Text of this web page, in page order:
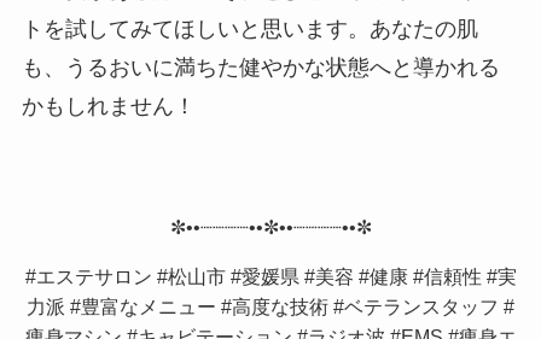
トを試してみてほしいと思います。あなたの肌
も、うるおいに満ちた健やかな状態へと導かれる
かもしれません！
✼••┈┈┈┈••✼••┈┈┈┈••✼
#エステサロン #松山市 #愛媛県 #美容 #健康 #信頼性 #実
力派 #豊富なメニュー #高度な技術 #ベテランスタッフ #